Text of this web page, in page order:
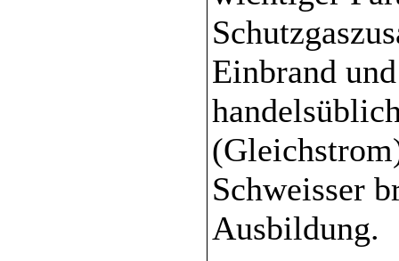
Einbrand
Schweisser
Ausbildung.